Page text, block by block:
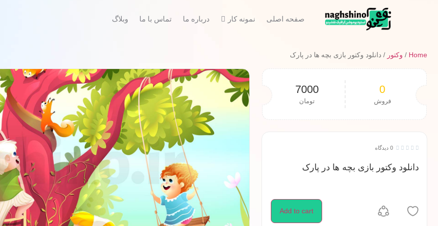
صفحه اصلی نمونه کار درباره ما تماس با ما وبلاگ
Home
/ وکتور / دانلود وکتور بازی بچه ها در پارک
0
فروش
7000
تومان




 0 دیدگاه
دانلود وکتور بازی بچه ها در پارک
Add to cart